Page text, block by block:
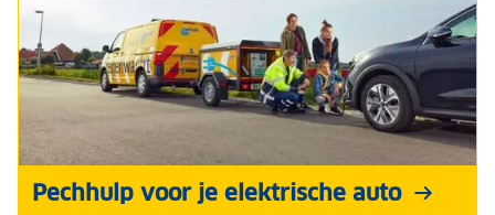
Pechhulp voor je elektrische auto